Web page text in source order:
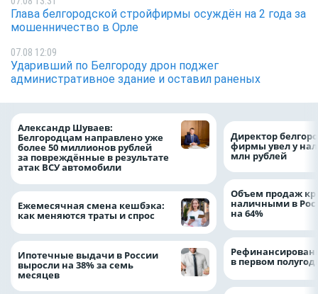
Глава белгородской стройфирмы осуждён на 2 года за
мошенничество в Орле
07.08 12:09
Ударивший по Белгороду дрон поджег
административное здание и оставил раненых
Александр Шуваев:
Белгородцам направлено уже
более 50 миллионов рублей
за повреждённые в результате
атак ВСУ автомобили
Ежемесячная смена кешбэка:
как меняются траты и спрос
Ипотечные выдачи в России
выросли на 38% за семь
месяцев
Директор
фирмы увел у
млн рублей
Объем продаж
наличными в
на 64%
в первом